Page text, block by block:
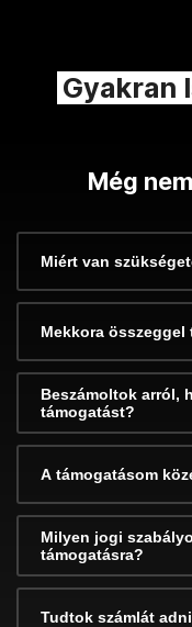
Gyakran
Még
Miért van
Mekkora
Beszámoltok arról,
támogatást?
A támogatásom
Milyen jogi
támogatásra?
Tudtok számlát